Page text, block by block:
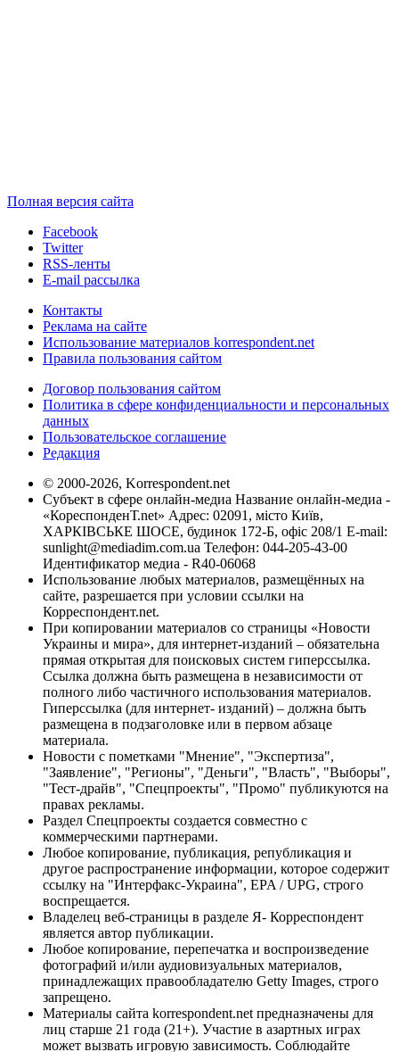
Полная версия сайта
Facebook
Twitter
RSS-ленты
E-mail рассылка
Контакты
Реклама на сайте
Использование материалов korrespondent.net
Правила пользования сайтом
Договор пользования сайтом
Политика в сфере конфиденциальности и персональных
данных
Пользовательское соглашение
Редакция
© 2000-2026, Korrespondent.net
Субъект в сфере онлайн-медиа Название онлайн-медиа -
«КореспонденТ.net» Адрес: 02091, місто Київ,
ХАРКІВСЬКЕ ШОСЕ, будинок 172-Б, офіс 208/1 E-mail:
sunlight@mediadim.com.ua Телефон: 044-205-43-00
Идентификатор медиа - R40-06068
Использование любых материалов, размещённых на
сайте, разрешается при условии ссылки на
Корреспондент.net.
При копировании материалов со страницы «Новости
Украины и мира», для интернет-изданий – обязательна
прямая открытая для поисковых систем гиперссылка.
Ссылка должна быть размещена в независимости от
полного либо частичного использования материалов.
Гиперссылка (для интернет- изданий) – должна быть
размещена в подзаголовке или в первом абзаце
материала.
Новости с пометками "Мнение", "Экспертиза",
"Заявление", "Регионы", "Деньги", "Власть", "Выборы",
"Тест-драйв", "Спецпроекты", "Промо" публикуются на
правах рекламы.
Раздел Спецпроекты создается совместно с
коммерческими партнерами.
Любое копирование, публикация, републикация и
другое распространение информации, которое содержит
ссылку на "Интерфакс-Украина", EPA / UPG, строго
воспрещается.
Владелец веб-страницы в разделе Я- Корреспондент
является автор публикации.
Любое копирование, перепечатка и воспроизведение
фотографий и/или аудиовизуальных материалов,
принадлежащих правообладателю Getty Images, строго
запрещено.
Материалы сайта korrespondent.net предназначены для
лиц старше 21 года (21+). Участие в азартных играх
может вызвать игровую зависимость. Соблюдайте